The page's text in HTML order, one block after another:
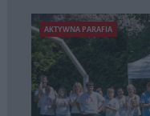
AKTYWNA PARAFIA